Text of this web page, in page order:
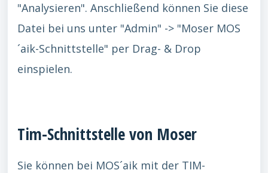
"Analysieren". Anschließend können Sie diese
Datei bei uns unter "Admin" -> "Moser MOS
´aik-Schnittstelle" per Drag- & Drop
einspielen.
Tim-Schnittstelle von Moser
Sie können bei MOS´aik mit der TIM-